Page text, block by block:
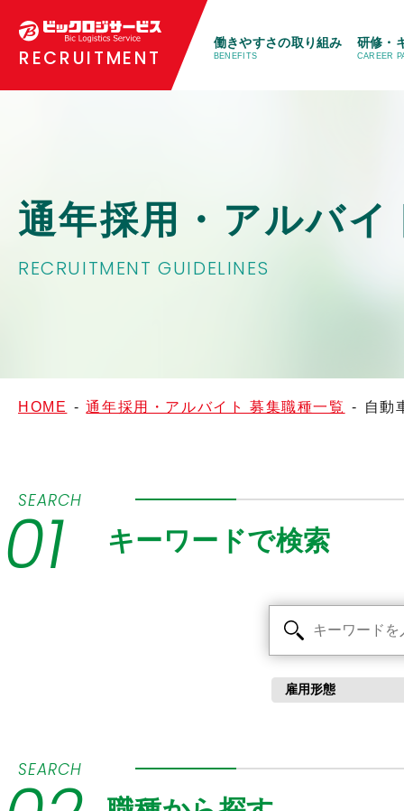
RECRUITMENT
働きやすさの取り組み
BENEFITS
研修・
CAREER
通年採用・アルバ
RECRUITMENT GUIDELINES
HOME - 通年採用・アルバイト 募集職種一覧 - 自動
SEARCH
01 キーワードで検索
SEARCH